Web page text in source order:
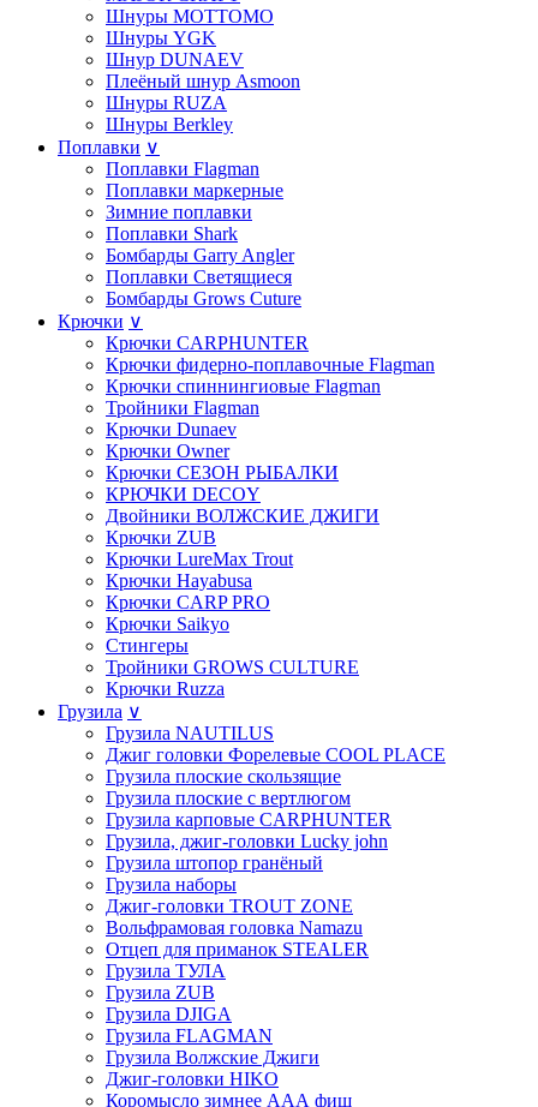
Шнуры MOTTOMO
Шнуры YGK
Шнур DUNAEV
Плеёный шнур Asmoon
Шнуры RUZA
Шнуры Berkley
Поплавки ∨
Поплавки Flagman
Поплавки маркерные
Зимние поплавки
Поплавки Shark
Бомбарды Garry Angler
Поплавки Светящиеся
Бомбарды Grows Cuture
Крючки ∨
Крючки CARPHUNTER
Крючки фидерно-поплавочные Flagman
Крючки cпиннингиовые Flagman
Тройники Flagman
Крючки Dunaev
Крючки Owner
Крючки СЕЗОН РЫБАЛКИ
КРЮЧКИ DECOY
Двойники ВОЛЖСКИЕ ДЖИГИ
Крючки ZUB
Крючки LureMax Trout
Крючки Hayabusa
Крючки CARP PRO
Крючки Saikyo
Стингеры
Тройники GROWS CULTURE
Крючки Ruzza
Грузила ∨
Грузила NAUTILUS
Джиг головки Форелевые COOL PLACE
Грузила плоские скользящие
Грузила плоские с вертлюгом
Грузила карповые CARPHUNTER
Грузила, джиг-головки Lucky john
Грузила штопор гранёный
Грузила наборы
Джиг-головки TROUT ZONE
Вольфрамовая головка Namazu
Отцеп для приманок STEALER
Грузила ТУЛА
Грузила ZUB
Грузила DJIGA
Грузила FLAGMAN
Грузила Волжские Джиги
Джиг-головки HIKO
Коромысло зимнее ААА фиш